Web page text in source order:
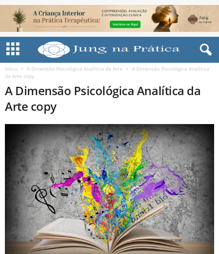
Início A Dimensão Psicológica Analítica da Arte
A Dimensão Psicológica Analítica
da Arte copy
A Dimensão Psicológica Analítica da
Arte copy